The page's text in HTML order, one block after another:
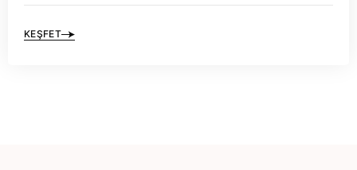
KEŞFET